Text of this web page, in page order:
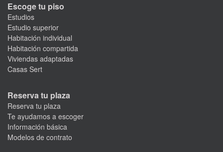
Escoge tu piso
Estudios
Estudio superior
Habitación individual
Habitación compartida
Viviendas adaptadas
Casas Sert
Reserva tu plaza
Reserva tu plaza
Te ayudamos a escoger
Información básica
Modelos de contrato